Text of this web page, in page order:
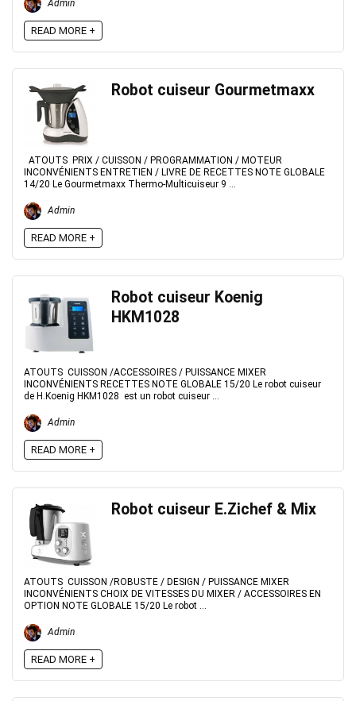
Admin
READ MORE +
Robot cuiseur Gourmetmaxx
ATOUTS PRIX / CUISSON / PROGRAMMATION / MOTEUR
INCONVÉNIENTS ENTRETIEN / LIVRE DE RECETTES NOTE GLOBALE
14/20 Le Gourmetmaxx Thermo-Multicuiseur 9 ...
Admin
READ MORE +
Robot cuiseur Koenig
HKM1028
ATOUTS CUISSON /ACCESSOIRES / PUISSANCE MIXER
INCONVÉNIENTS RECETTES NOTE GLOBALE 15/20 Le robot cuiseur
de H.Koenig HKM1028 est un robot cuiseur ...
Admin
READ MORE +
Robot cuiseur E.Zichef & Mix
ATOUTS CUISSON /ROBUSTE / DESIGN / PUISSANCE MIXER
INCONVÉNIENTS CHOIX DE VITESSES DU MIXER / ACCESSOIRES EN
OPTION NOTE GLOBALE 15/20 Le robot ...
Admin
READ MORE +